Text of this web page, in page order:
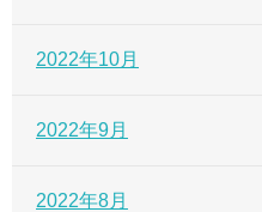
2022年10月
2022年9月
2022年8月